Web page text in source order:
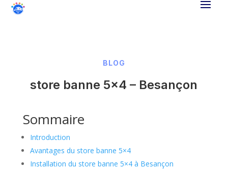
BLOG
store banne 5×4 – Besançon
Sommaire
Introduction
Avantages du store banne 5×4
Installation du store banne 5×4 à Besançon